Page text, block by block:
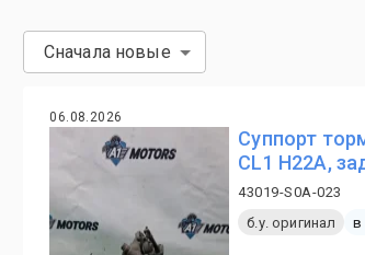
Сначала новые
06.08.2026
Суппорт
CL1 H22A,
43019-S0A-023
б.у. оригинал
в